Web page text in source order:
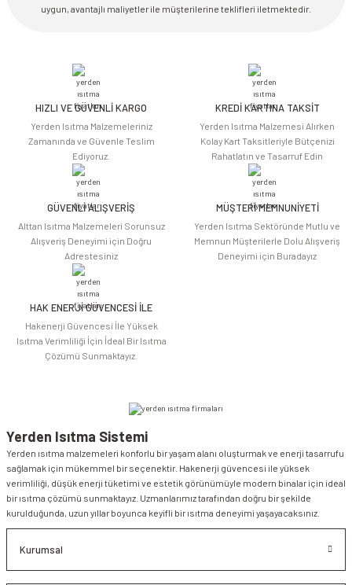
uygun, avantajlı maliyetler ile müşterilerine teklifleri iletmektedir.
HIZLI VE GÜVENLİ KARGO
Yerden Isıtma Malzemeleriniz
Zamanında ve Güvenle Teslim
Ediyoruz.
KREDİ KARTINA TAKSİT
Yerden Isıtma Malzemesi Alırken
Kolay Kart Taksitleriyle Bütçenizi
Rahatlatın ve Tasarruf Edin
GÜVENLİ ALIŞVERİŞ
Alttan Isıtma Malzemeleri Sorunsuz
Alışveriş Deneyimi için Doğru
Adrestesiniz
MÜŞTERİ MEMNUNİYETİ
Yerden Isıtma Sektöründe Mutlu ve
Memnun Müşterilerle Dolu Alışveriş
Deneyimi için Buradayız
HAK ENERJİ GÜVENCESİ İLE
Hakenerji Güvencesi İle Yüksek
Isıtma Verimliliği İçin İdeal Bir Isıtma
Çözümü Sunmaktayız.
Yerden Isıtma Sistemi
Yerden ısıtma malzemeleri konforlu bir yaşam alanı oluşturmak ve enerji tasarrufu
sağlamak için mükemmel bir seçenektir. Hakenerji güvencesi ile yüksek
verimliliği, düşük enerji tüketimi ve estetik görünümüyle modern binalar için ideal
bir ısıtma çözümü sunmaktayız. Uzmanlarımız tarafından doğru bir şekilde
kurulduğunda, uzun yıllar boyunca keyifli bir ısıtma deneyimi yaşayacaksınız.
Kurumsal